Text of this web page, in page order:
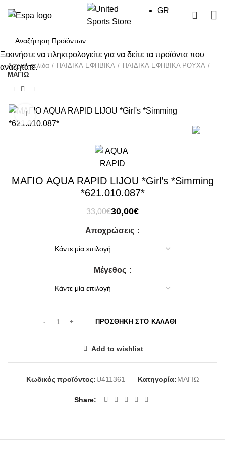
GR
Αρχική σελίδα ΠΑΙΔΙΚΑ-ΕΦΗΒΙΚΑ
ΠΑΙΔΙΚΑ-ΕΦΗΒΙΚΑ ΡΟΥΧΑ
ΜΑΓΙΩ
Click to enlarge
ΜΑΓΙΟ AQUA RAPID LIJOU *Girl’s *Simming
*621.010.087*
33,00€Original
was:
30,00€Η
τιμή
30,00€.
Αποχρώσεις
Μέγεθος
ΠΡΟΣΘΉΚΗ ΣΤΟ ΚΑΛΆΘΙ
Add to wishlist
Κωδικός προϊόντος:U411361 Κατηγορία:ΜΑΓΙΩ
Share
Ξεκινήστε να πληκτρολογείτε για να δείτε τα προϊόντα που
αναζητάτε.